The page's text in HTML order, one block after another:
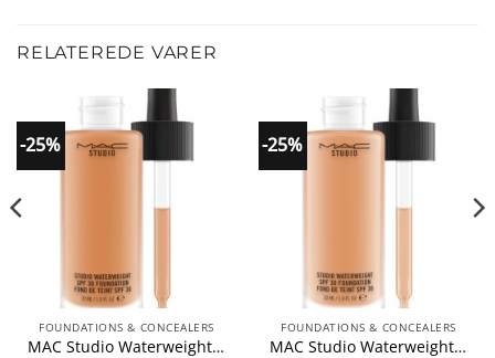
RELATEREDE VARER
-25%
FOUNDATIONS & CONCEALERS
MAC Studio Waterweight SPF 30 Foundation 30 ml – NC50 fra MAC Cosmetics
-25%
FOUNDATIONS & CONCEALERS
MAC Studio Waterweight SPF 30 Foundation 30 ml – NC44 fra MAC Cosmetics